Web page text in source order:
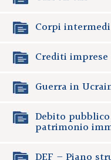
Corpi intermedi
Crediti
Guerra in
Debito
patrimonio